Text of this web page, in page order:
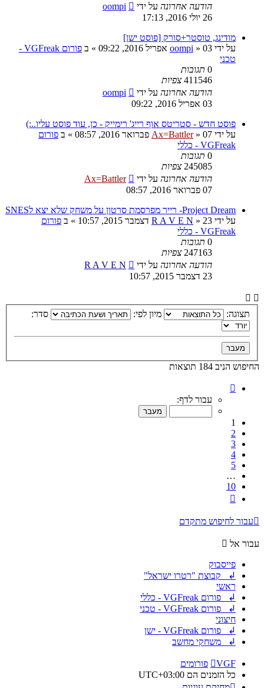
הודעה אחרונה על ידי
oompi
26 יולי 2016, 17:13
מודינג, טוסטר+סורק [פוסט ישן]
על ידי
oompi » 03 אפריל 2016, 09:22 » ב
פורום VGFreak -
טכני
0 תגובות
411546 צפיות
הודעה אחרונה על ידי
oompi
03 אפריל 2016, 09:22
פוסט חדש - סטריטס אוף רייג' רימייק - כן, עוד פוסט עליו..:)
על ידי
Ax=Battler» 07 פברואר 2016, 08:57 » ב פורום
VGFreak - כללי
0 תגובות
245085 צפיות
הודעה אחרונה על ידי
Ax=Battler
07 פברואר 2016, 08:57
Project Dream- רייר מפרסמת סרטון על משחק שלא יצא לSNES
על ידי
R A V E N » 23 דצמבר 2015, 10:57 » ב פורום
VGFreak - כללי
0 תגובות
247163 צפיות
הודעה אחרונה על ידי
R A V E N
23 דצמבר 2015, 10:57
תצוגה: מיון לפי: סדר:
החיפוש הניב 184 תוצאות
מתוך
עבור לדף:
1
2
3
4
5
…
10
עבור לחיפוש מתקדם
עבור אל
פייסבוק
↲ קבוצת "רטרו ישראל"
ראשי
↲ פורום VGFreak - כללי
↲ פורום VGFreak - טכני
חיצוני
↲ פורום VGFreak - ישן
↲ משחקי מחשב
VGF
פורומים
כל הזמנים הם UTC+03:00